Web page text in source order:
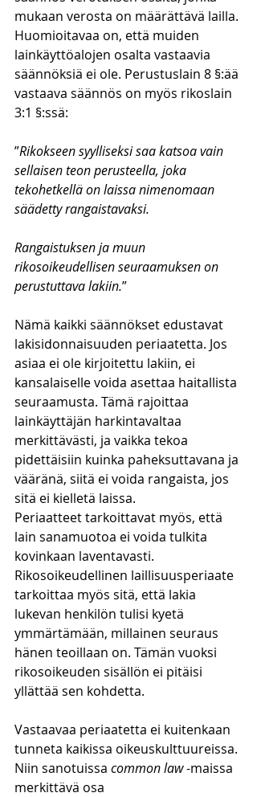
mukaan verosta on määrättävä lailla.
Huomioitavaa on, että muiden
lainkäyttöalojen osalta vastaavia
säännöksiä ei ole. Perustuslain 8 §:ää
vastaava säännös on myös rikoslain
3:1 §:ssä:
”Rikokseen syylliseksi saa katsoa vain
sellaisen teon perusteella, joka
tekohetkellä on laissa nimenomaan
säädetty rangaistavaksi.
Rangaistuksen ja muun
rikosoikeudellisen seuraamuksen on
perustuttava lakiin.”
Nämä kaikki säännökset edustavat
lakisidonnaisuuden periaatetta. Jos
asiaa ei ole kirjoitettu lakiin, ei
kansalaiselle voida asettaa haitallista
seuraamusta. Tämä rajoittaa
lainkäyttäjän harkintavaltaa
merkittävästi, ja vaikka tekoa
pidettäisiin kuinka paheksuttavana ja
vääränä, siitä ei voida rangaista, jos
sitä ei kielletä laissa.
Periaatteet tarkoittavat myös, että
lain sanamuotoa ei voida tulkita
kovinkaan laventavasti.
Rikosoikeudellinen laillisuusperiaate
tarkoittaa myös sitä, että lakia
lukevan henkilön tulisi kyetä
ymmärtämään, millainen seuraus
hänen teoillaan on. Tämän vuoksi
rikosoikeuden sisällön ei pitäisi
yllättää sen kohdetta.
Vastaavaa periaatetta ei kuitenkaan
tunneta kaikissa oikeuskulttuureissa.
Niin sanotuissa common law -maissa
merkittävä osa